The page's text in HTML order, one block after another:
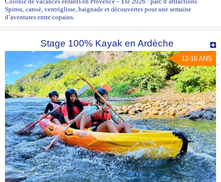
Spirou, canoë, ventriglisse, baignade et découvertes pour une semaine
d’aventures entre copains.
Stage 100% Kayak en Ardèche
12-16 ANS